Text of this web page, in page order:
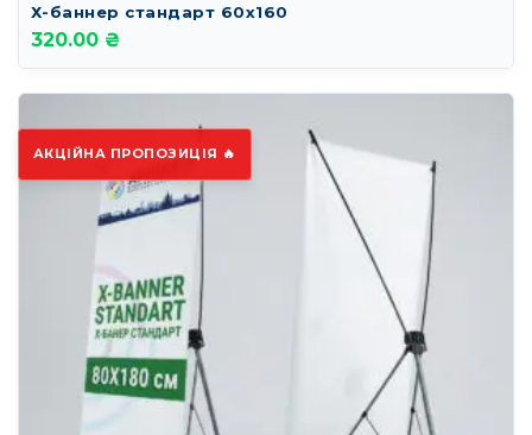
Х-баннер стандарт 60х160
320.00 ₴
АКЦІЙНА ПРОПОЗИЦІЯ 🔥